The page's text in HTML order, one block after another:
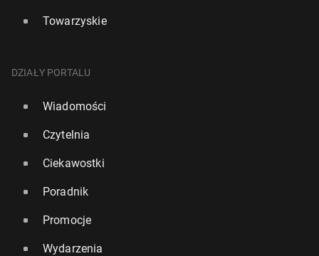
Towarzyskie
DZIAŁY PORTALU
Wiadomości
Czytelnia
Ciekawostki
Poradnik
Promocje
Wydarzenia